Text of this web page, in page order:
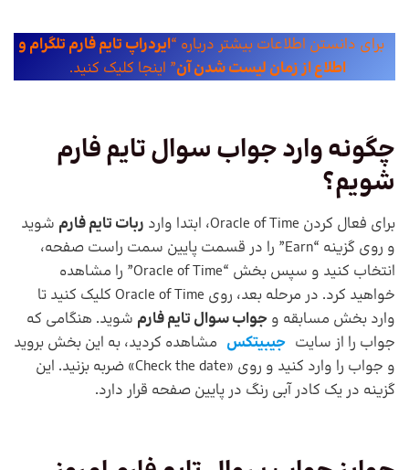
برای دانستن اطلاعات بیشتر درباره “ایردراپ تایم فارم تلگرام و
اطلاع از زمان لیست شدن آن” اینجا کلیک کنید.
چگونه وارد جواب سوال تایم فارم
شویم؟
برای فعال کردن Oracle of Time، ابتدا وارد ربات تایم فارم شوید
و روی گزینه “Earn” را در قسمت پایین سمت راست صفحه،
انتخاب کنید و سپس بخش “Oracle of Time” را مشاهده
خواهید کرد. در مرحله بعد، روی Oracle of Time کلیک کنید تا
وارد بخش مسابقه و جواب سوال تایم فارم شوید. هنگامی که
جواب را از سایت جیبیتکس مشاهده کردید، به این بخش بروید
و جواب را وارد کنید و روی «Check the date» ضربه بزنید. این
گزینه در یک کادر آبی رنگ در پایین صفحه قرار دارد.